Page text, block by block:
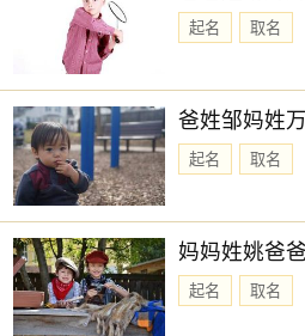
起名 取名
爸姓邹妈姓
起名 取名
妈妈姓姚爸
起名 取名